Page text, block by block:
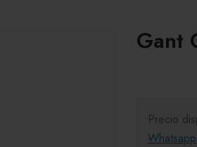
Gant
Precio
Whatsapp